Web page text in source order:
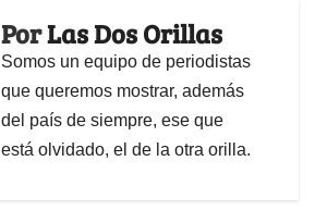
PorLas Dos Orillas
Somos un equipo de periodistas
que queremos mostrar, además
del país de siempre, ese que
está olvidado, el de la otra orilla.